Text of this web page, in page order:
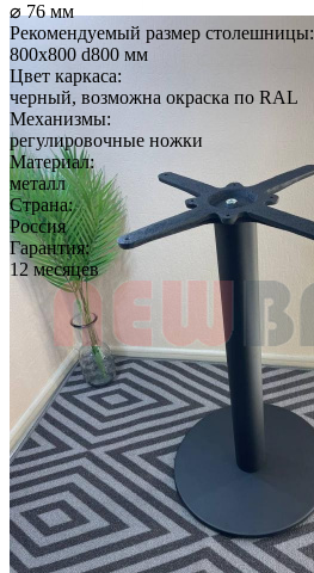
⌀ 76 мм
Рекомендуемый размер столешницы:
800х800 d800 мм
Цвет каркаса:
черный, возможна окраска по RAL
Механизмы:
регулировочные ножки
Материал:
металл
Страна:
Россия
Гарантия:
12 месяцев